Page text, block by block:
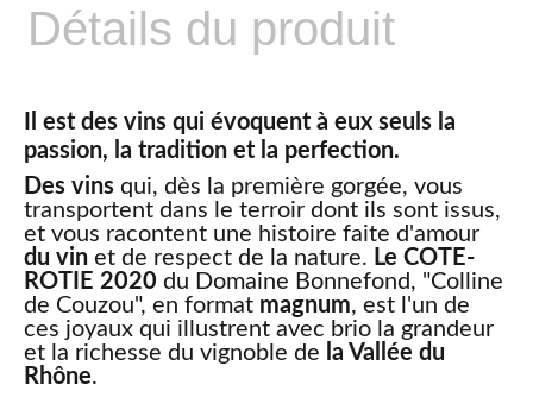
Détails du produit
Il est des vins qui évoquent à eux seuls la
passion, la tradition et la perfection.
Des vins qui, dès la première gorgée, vous
transportent dans le terroir dont ils sont issus,
et vous racontent une histoire faite d'amour
du vin et de respect de la nature. Le COTE-
ROTIE 2020 du Domaine Bonnefond, "Colline
de Couzou", en format magnum, est l'un de
ces joyaux qui illustrent avec brio la grandeur
et la richesse du vignoble de la Vallée du
Rhône.